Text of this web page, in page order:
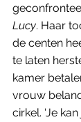
Lucy. Haar
de centen
te laten
kamer
vrouw
cirkel. ‘Je